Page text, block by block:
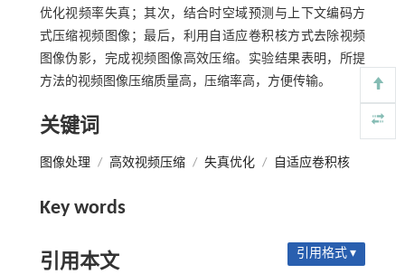
优化视频率失真；其次，结合时空域预测与上下文编码方
式压缩视频图像；最后，利用自适应卷积核方式去除视频
图像伪影，完成视频图像高效压缩。实验结果表明，所提
方法的视频图像压缩质量高，压缩率高，方便传输。
关键词
图像处理 / 高效视频压缩 / 失真优化 / 自适应卷积核
Key words
引用本文 引用格式 ▾